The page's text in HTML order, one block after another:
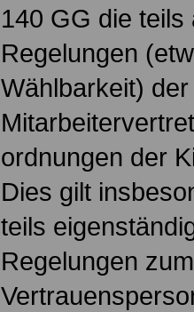
140 GG die
Regelungen
Wählbarkeit) der
ordnungen der
Dies gilt
teils
Regelungen